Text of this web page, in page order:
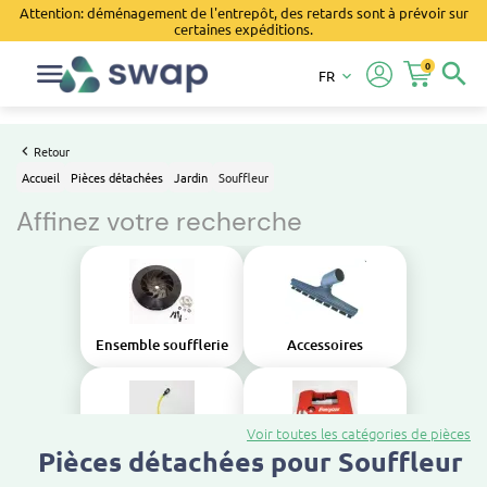
Attention: déménagement de l'entrepôt, des retards sont à prévoir sur
certaines expéditions.
search
0
FR keyboard_arrow_down
Retour
Accueil
Pièces détachées Jardin Souffleur
Affinez votre recherche
Ensemble soufflerie Accessoires
Alimentation en carburant Carrosserie
Voir toutes les catégories de pièces
Pièces détachées pour Souffleur